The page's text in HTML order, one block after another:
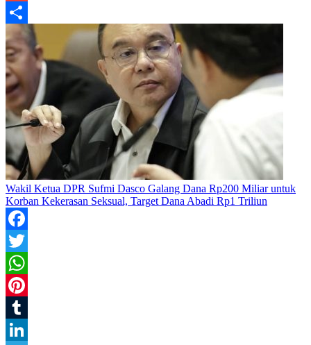
Gmail
Share
Wakil Ketua DPR Sufmi Dasco Galang Dana Rp200 Miliar untuk
Korban Kekerasan Seksual, Target Dana Abadi Rp1 Triliun
Facebook
Twitter
WhatsApp
Pinterest
Tumblr